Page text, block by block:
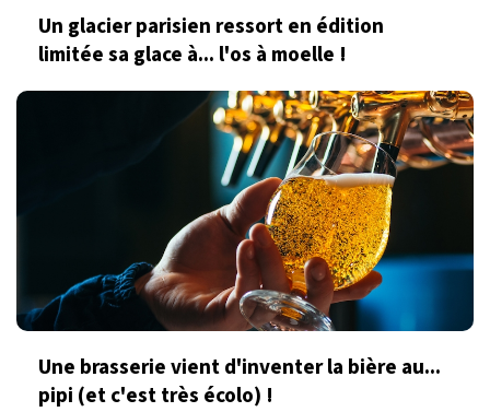
Un glacier parisien ressort en édition
limitée sa glace à... l'os à moelle !
Une brasserie vient d'inventer la bière au...
pipi (et c'est très écolo) !